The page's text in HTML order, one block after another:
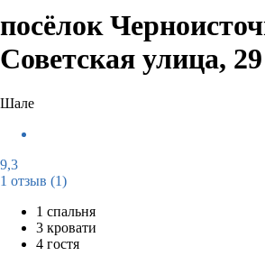
посёлок
Советская улица, 29
Шале
9,3
1 отзыв (1)
1 спальня
3 кровати
4 гостя